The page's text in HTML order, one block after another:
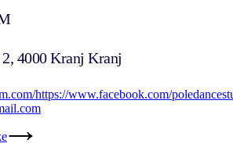
4000 Kranj Kranj
https://www.facebook.com/